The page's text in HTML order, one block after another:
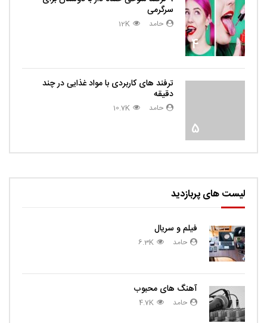
4
سرگرمی
حامد 12K
5
ترفند های کاربردی با مواد غذایی در چند
دقیقه
حامد 10.7K
لیست های پربازدید
فیلم و سریال
حامد 6.3K
آهنگ های محبوب
حامد 4.7K